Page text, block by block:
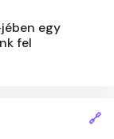
egy
fel
🔗